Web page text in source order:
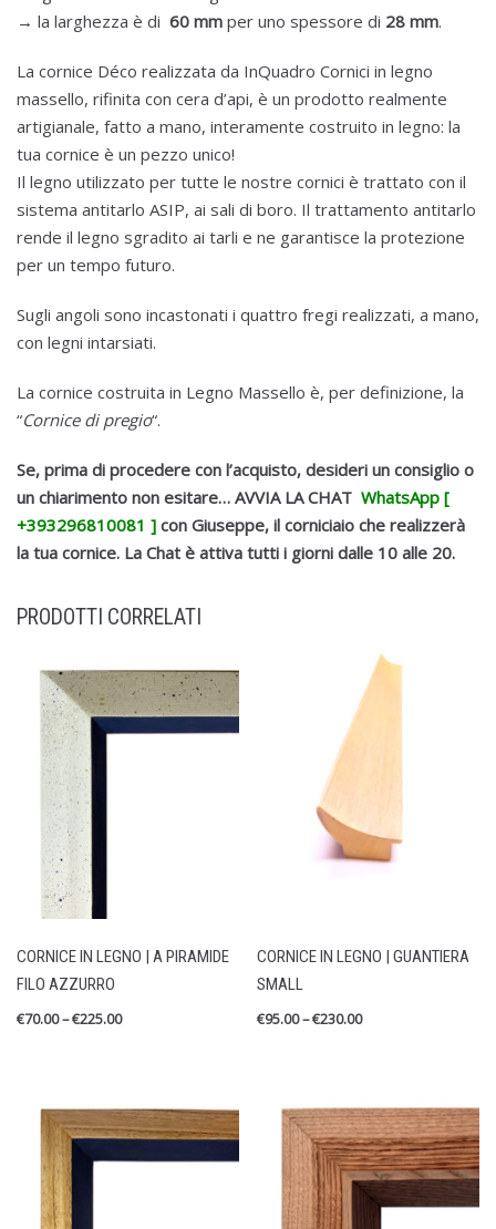
→ la larghezza è di 60 mm per uno spessore di 28 mm.
La cornice Déco realizzata da InQuadro Cornici in legno
massello, rifinita con cera d’api, è un prodotto realmente
artigianale, fatto a mano, interamente costruito in legno: la
tua cornice è un pezzo unico!
Il legno utilizzato per tutte le nostre cornici è trattato con il
sistema antitarlo ASIP, ai sali di boro. Il trattamento antitarlo
rende il legno sgradito ai tarli e ne garantisce la protezione
per un tempo futuro.
Sugli angoli sono incastonati i quattro fregi realizzati, a mano,
con legni intarsiati.
La cornice costruita in Legno Massello è, per definizione, la
“Cornice di pregio“.
Se, prima di procedere con l’acquisto, desideri un consiglio o
un chiarimento non esitare… AVVIA LA CHAT WhatsApp [
+393296810081 ] con Giuseppe, il corniciaio che realizzerà
la tua cornice. La Chat è attiva tutti i giorni dalle 10 alle 20.
PRODOTTI CORRELATI
CORNICE IN LEGNO | A PIRAMIDE
FILO AZZURRO
€70.00–€225.00
CORNICE IN LEGNO | GUANTIERA
SMALL
€95.00–€230.00